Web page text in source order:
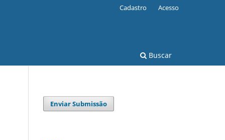
Buscar
Cadastro Acesso
Enviar Submissão